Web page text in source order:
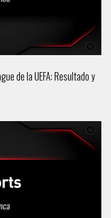
de la UEFA: Resultado y